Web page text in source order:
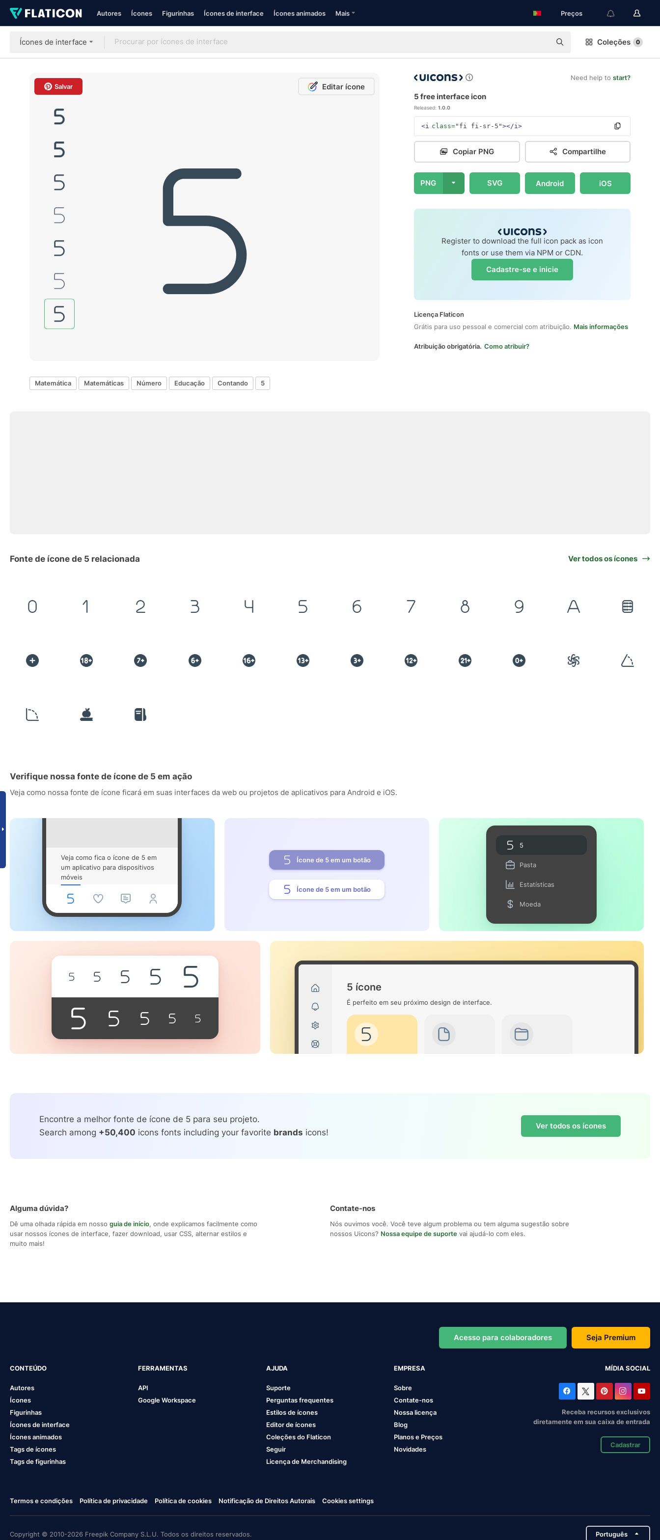
Autores Ícones Figurinhas Ícones de interface Ícones animados Mais Preços
Ícones de interface Coleções 0
Salvar Editar ícone
Need help to start?
5 free interface icon
Released: 1.0.0
<i class="fi fi-sr-5"></i>
Copiar PNG Compartilhe
PNG SVG Android iOS
Register to download the full icon pack as icon
fonts or use them via NPM or CDN.
Cadastre-se e inicie
Licença Flaticon
Grátis para uso pessoal e comercial com atribuição. Mais informações
Atribuição obrigatória. Como atribuir?
Matemática Matemáticas Número Educação Contando 5
Fonte de ícone de 5 relacionada Ver todos os ícones
Verifique nossa fonte de ícone de 5 em ação
Veja como nossa fonte de ícone ficará em suas interfaces da web ou projetos de aplicativos para Android e iOS.
Veja como fica o ícone de 5 em
um aplicativo para dispositivos
móveis
Ícone de 5 em um botão
Ícone de 5 em um botão
5
Pasta
Estatísticas
Moeda
5 ícone
É perfeito em seu próximo design de interface.
Encontre a melhor fonte de ícone de 5 para seu projeto.
Search among +50,400 icons fonts including your favorite brands icons!
Ver todos os ícones
Alguma dúvida?
Dê uma olhada rápida em nosso guia de início, onde explicamos facilmente como
usar nossos ícones de interface, fazer download, usar CSS, alternar estilos e
muito mais!
Contate-nos
Nós ouvimos você. Você teve algum problema ou tem alguma sugestão sobre
nossos Uicons? Nossa equipe de suporte vai ajudá-lo com eles.
Acesso para colaboradores Seja Premium
CONTEÚDO
Autores
Ícones
Figurinhas
Ícones de interface
Ícones animados
Tags de ícones
Tags de figurinhas
FERRAMENTAS
API
Google Workspace
AJUDA
Suporte
Perguntas frequentes
Estilos de ícones
Editor de ícones
Coleções do Flaticon
Seguir
Licença de Merchandising
EMPRESA
Sobre
Contate-nos
Nossa licença
Blog
Planos e Preços
Novidades
MÍDIA SOCIAL
Receba recursos exclusivos
diretamente em sua caixa de entrada
Cadastrar
Termos e condições Política de privacidade Política de cookies Notificação de Direitos Autorais Cookies settings
Copyright © 2010-2026 Freepik Company S.L.U. Todos os direitos reservados. Português